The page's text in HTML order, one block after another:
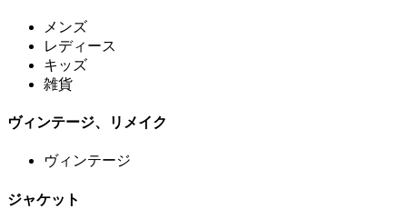
メンズ
レディース
キッズ
雑貨
ヴィンテージ、リメイク
ヴィンテージ
ジャケット